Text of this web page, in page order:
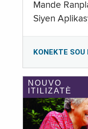
Mande
Siyen
KONEKTE SOU
NOUVO
ITILIZATÈ